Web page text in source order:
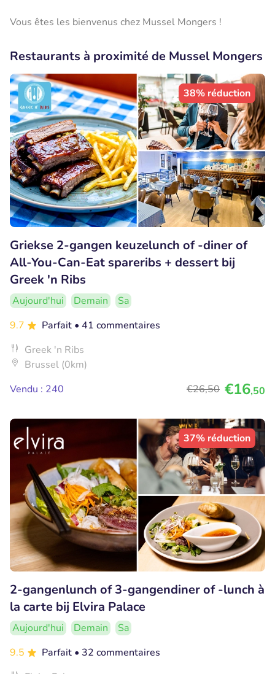
Vous êtes les bienvenus chez Mussel Mongers !
Restaurants à proximité de Mussel Mongers
38% réduction
Griekse 2-gangen keuzelunch of -diner of
All-You-Can-Eat spareribs + dessert bij
Greek 'n Ribs
Aujourd'hui Demain
Sa
9.7
Parfait • 41 commentaires
Greek 'n Ribs
Brussel (0km)
Vendu : 240
€26,50 €16,50
37% réduction
2-gangenlunch of 3-gangendiner of -lunch à
la carte bij Elvira Palace
Aujourd'hui Demain
Sa
9.5
Parfait • 32 commentaires